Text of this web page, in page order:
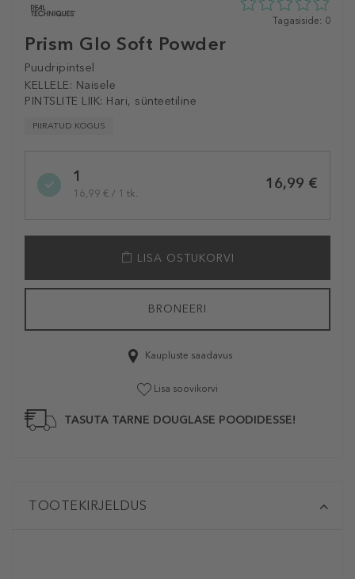
Prism Glo Soft Powder
Puudripintsel
KELLELE: Naisele
PINTSLITE LIIK: Hari, sünteetiline
PIIRATUD KOGUS
0
Tagasiside: 0
variation
1
16,99 € / 1 tk.
16,99 €
LISA OSTUKORVI
BRONEERI
Kaupluste saadavus
Lisa soovikorvi
TASUTA TARNE DOUGLASE POODIDESSE!
TOOTEKIRJELDUS